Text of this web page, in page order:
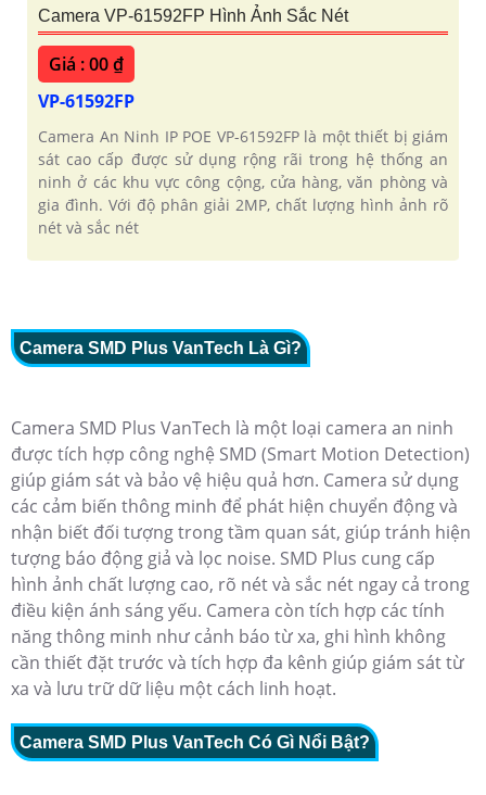
Camera VP-61592FP Hình Ảnh Sắc Nét
Giá : 00 ₫
VP-61592FP
Camera An Ninh IP POE VP-61592FP là một thiết bị giám
sát cao cấp được sử dụng rộng rãi trong hệ thống an
ninh ở các khu vực công cộng, cửa hàng, văn phòng và
gia đình. Với độ phân giải 2MP, chất lượng hình ảnh rõ
nét và sắc nét
Camera SMD Plus VanTech Là Gì?
Camera SMD Plus VanTech là một loại camera an ninh
được tích hợp công nghệ SMD (Smart Motion Detection)
giúp giám sát và bảo vệ hiệu quả hơn. Camera sử dụng
các cảm biến thông minh để phát hiện chuyển động và
nhận biết đối tượng trong tầm quan sát, giúp tránh hiện
tượng báo động giả và lọc noise. SMD Plus cung cấp
hình ảnh chất lượng cao, rõ nét và sắc nét ngay cả trong
điều kiện ánh sáng yếu. Camera còn tích hợp các tính
năng thông minh như cảnh báo từ xa, ghi hình không
cần thiết đặt trước và tích hợp đa kênh giúp giám sát từ
xa và lưu trữ dữ liệu một cách linh hoạt.
Camera SMD Plus VanTech Có Gì Nổi Bật?